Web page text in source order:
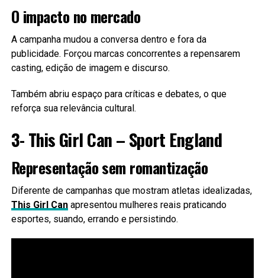
O impacto no mercado
A campanha mudou a conversa dentro e fora da
publicidade. Forçou marcas concorrentes a repensarem
casting, edição de imagem e discurso.
Também abriu espaço para críticas e debates, o que
reforça sua relevância cultural.
3- This Girl Can – Sport England
Representação sem romantização
Diferente de campanhas que mostram atletas idealizadas,
This Girl Canapresentou mulheres reais praticando
esportes, suando, errando e persistindo.